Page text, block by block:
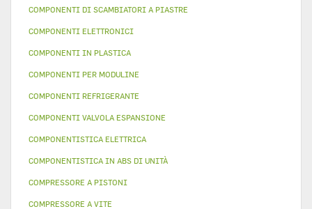
COMPONENTI DI SCAMBIATORI A PIASTRE
COMPONENTI ELETTRONICI
COMPONENTI IN PLASTICA
COMPONENTI PER MODULINE
COMPONENTI REFRIGERANTE
COMPONENTI VALVOLA ESPANSIONE
COMPONENTISTICA ELETTRICA
COMPONENTISTICA IN ABS DI UNITÀ
COMPRESSORE A PISTONI
COMPRESSORE A VITE